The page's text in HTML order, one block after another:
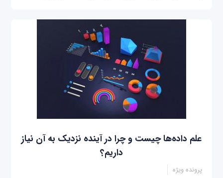
علم داده‌ها چیست و چرا در آینده نزدیک به آن نیاز
داریم؟
پرونده ویژه